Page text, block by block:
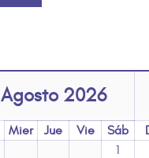
Agosto 2026
Mier Jue Vie Sáb
1